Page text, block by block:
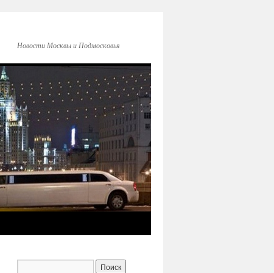
Новости Москвы и Подмосковья